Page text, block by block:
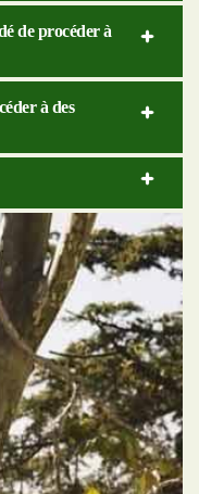
de procéder à
à des